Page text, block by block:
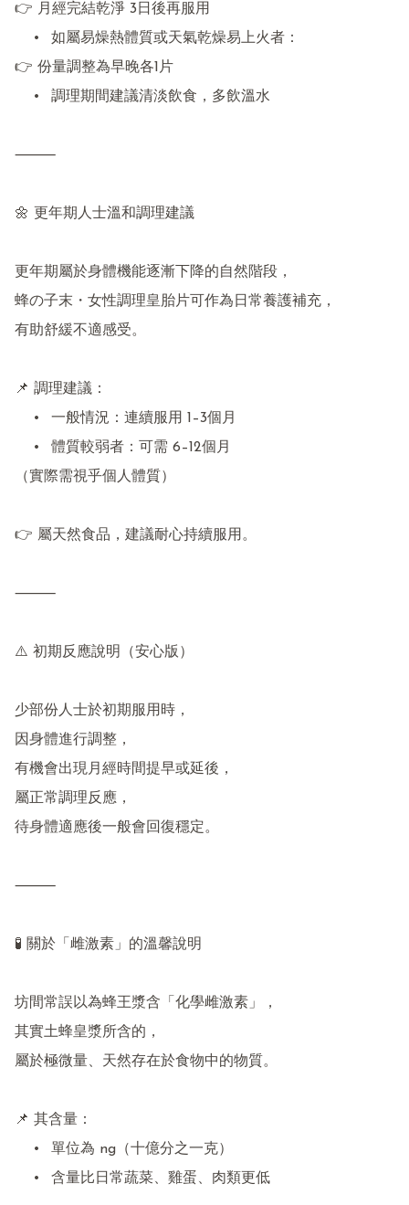
👉 月經完結乾淨 3日後再服用
👉 份量調整為早晚各1片
⸻
🌼 更年期人士溫和調理建議
更年期屬於身體機能逐漸下降的自然階段，
蜂の子末・女性調理皇胎片可作為日常養護補充，
有助舒緩不適感受。
📌 調理建議：
（實際需視乎個人體質）
👉 屬天然食品，建議耐心持續服用。
⸻
⚠️ 初期反應說明（安心版）
少部份人士於初期服用時，
因身體進行調整，
有機會出現月經時間提早或延後，
屬正常調理反應，
待身體適應後一般會回復穩定。
⸻
🧪 關於「雌激素」的溫馨說明
坊間常誤以為蜂王漿含「化學雌激素」，
其實土蜂皇漿所含的，
屬於極微量、天然存在於食物中的物質。
📌 其含量：